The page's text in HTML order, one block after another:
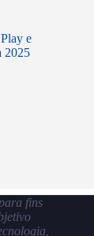
e
2025
fins